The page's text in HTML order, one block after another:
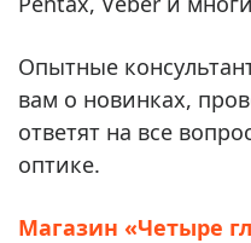
Опытные
вам о новинках,
ответят на все
оптике.
Магазин «Четыре